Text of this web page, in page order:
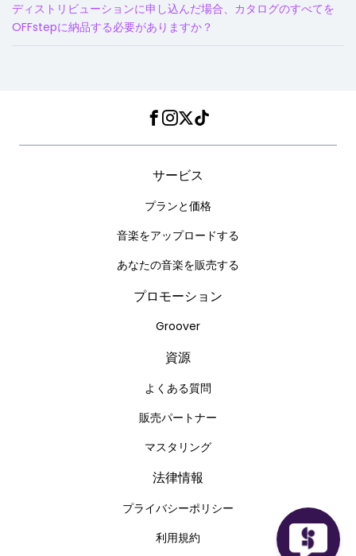
ディストリビューションに申し込んだ場合、カタログのすべてを
OFFstepに納品する必要がありますか？
Facebook
Instagram
Twitter
TikTok
サービス
プランと価格
音楽をアップロードする
あなたの音楽を販売する
プロモーション
Groover
資源
よくある質問
販売パートナー
マスタリング
法律情報
プライバシーポリシー
利用規約